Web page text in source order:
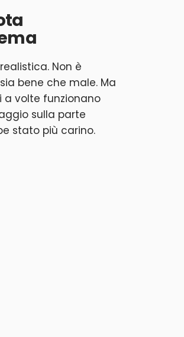
Non è
bene che male. Ma
a volte funzionano
sulla parte
stato più carino.